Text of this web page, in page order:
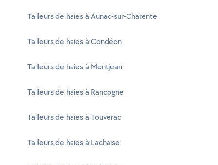
Tailleurs de haies à Aunac-sur-Charente
Tailleurs de haies à Condéon
Tailleurs de haies à Montjean
Tailleurs de haies à Rancogne
Tailleurs de haies à Touvérac
Tailleurs de haies à Lachaise